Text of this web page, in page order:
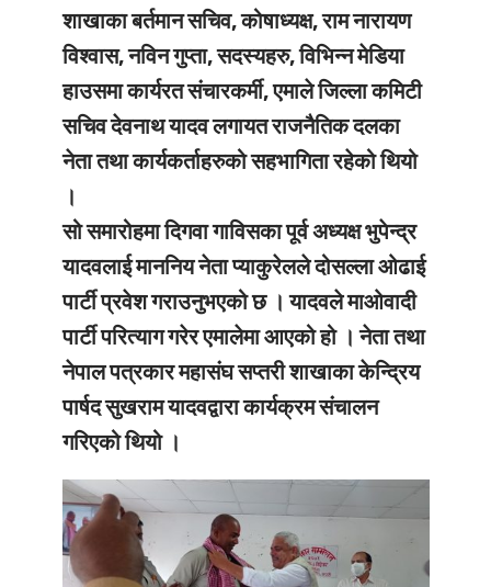
शाखाका बर्तमान सचिव, कोषाध्यक्ष, राम नारायण
विश्वास, नविन गुप्ता, सदस्यहरु, विभिन्न मेडिया
हाउसमा कार्यरत संचारकर्मी, एमाले जिल्ला कमिटी
सचिव देवनाथ यादव लगायत राजनैतिक दलका
नेता तथा कार्यकर्ताहरुको सहभागिता रहेको थियो
।
सो समारोहमा दिगवा गाविसका पूर्व अध्यक्ष भुपेन्द्र
यादवलाई माननिय नेता प्याकुरेलले दोसल्ला ओढाई
पार्टी प्रवेश गराउनुभएको छ । यादवले माओवादी
पार्टी परित्याग गरेर एमालेमा आएको हो । नेता तथा
नेपाल पत्रकार महासंघ सप्तरी शाखाका केन्द्रिय
पार्षद सुखराम यादवद्वारा कार्यक्रम संचालन
गरिएको थियो ।